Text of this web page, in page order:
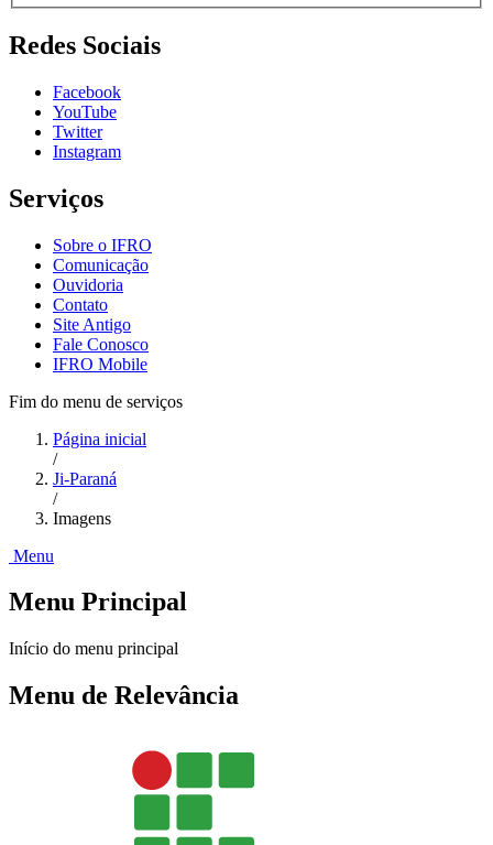
Redes Sociais
Facebook
YouTube
Twitter
Instagram
Serviços
Sobre o IFRO
Comunicação
Ouvidoria
Contato
Site Antigo
Fale Conosco
IFRO Mobile
Fim do menu de serviços
Página inicial
/
Ji-Paraná
/
Imagens
Menu
Menu Principal
Início do menu principal
Menu de Relevância